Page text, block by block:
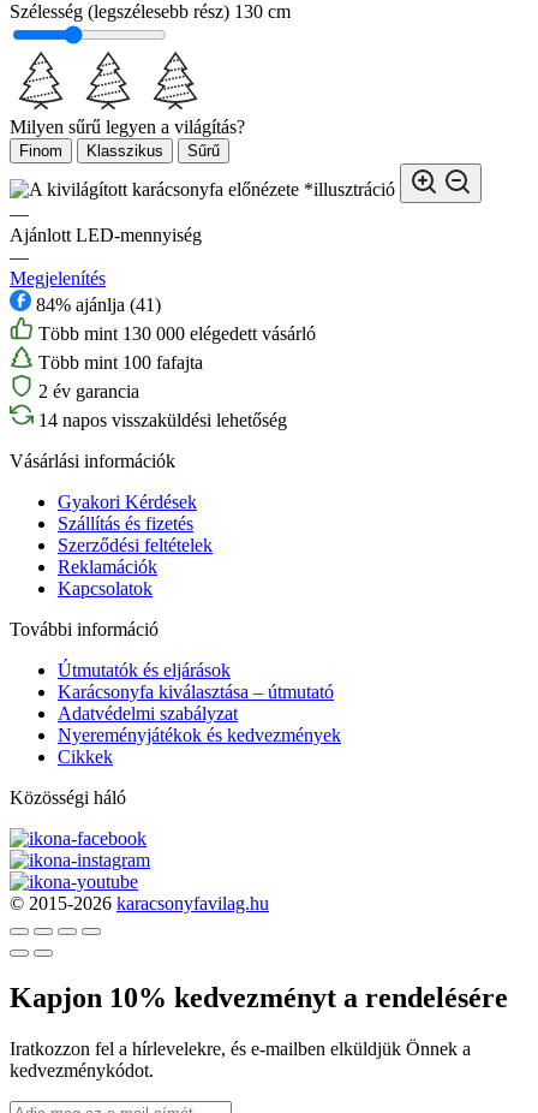
Szélesség (legszélesebb rész) 130 cm
Milyen sűrű legyen a világítás?
Finom Klasszikus Sűrű
*illusztráció
—
Ajánlott LED-mennyiség
—
Megjelenítés
84% ajánlja (41)
Több mint 130 000 elégedett vásárló
Több mint 100 fafajta
2 év garancia
14 napos visszaküldési lehetőség
Vásárlási információk
Gyakori Kérdések
Szállítás és fizetés
Szerződési feltételek
Reklamációk
Kapcsolatok
További információ
Útmutatók és eljárások
Karácsonyfa kiválasztása – útmutató
Adatvédelmi szabályzat
Nyereményjátékok és kedvezmények
Cikkek
Közösségi háló
© 2015-2026 karacsonyfavilag.hu
Kapjon 10% kedvezményt a rendelésére
Iratkozzon fel a hírlevelekre, és e-mailben elküldjük Önnek a
kedvezménykódot.